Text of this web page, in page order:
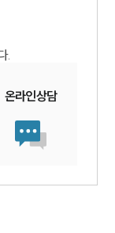
.
온라인상담